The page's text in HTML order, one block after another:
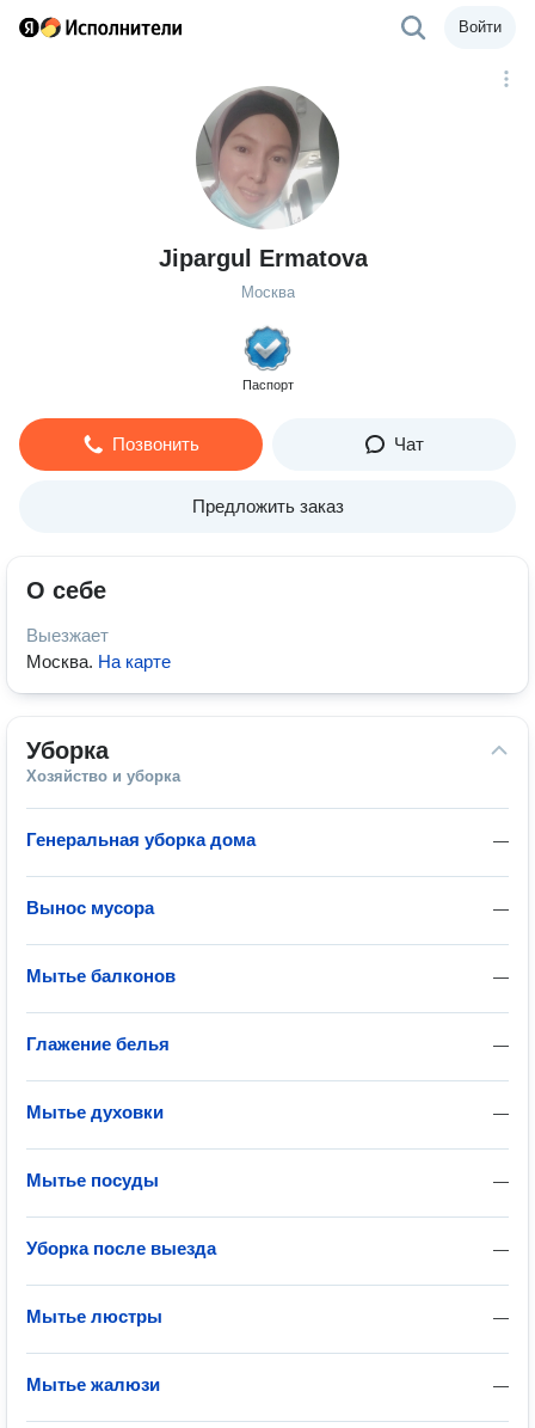
Войти
Jipargul Ermatova
Москва
Паспорт
Позвонить Чат
Предложить заказ
О себе
Выезжает
Москва. На карте
Уборка
Хозяйство и уборка
—
Генеральная уборка дома
—
Вынос мусора
—
Мытье балконов
—
Глажение белья
—
Мытье духовки
—
Мытье посуды
—
Уборка после выезда
—
Мытье люстры
—
Мытье жалюзи